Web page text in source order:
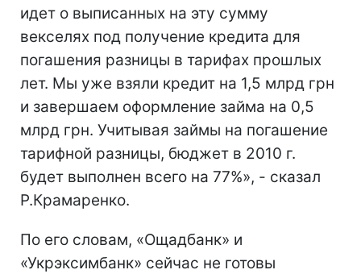
идет о выписанных на эту сумму
векселях под получение кредита для
погашения разницы в тарифах прошлых
лет. Мы уже взяли кредит на 1,5 млрд грн
и завершаем оформление займа на 0,5
млрд грн. Учитывая займы на погашение
тарифной разницы, бюджет в 2010 г.
будет выполнен всего на 77%», - сказал
Р.Крамаренко.
По его словам, «Ощадбанк» и
«Укрэксимбанк» сейчас не готовы